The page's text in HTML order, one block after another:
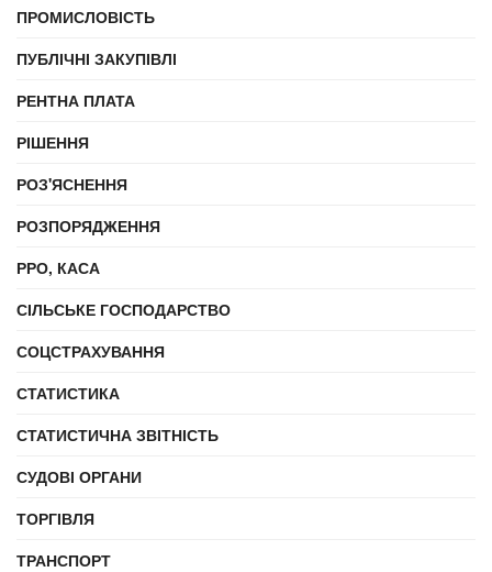
ПРОМИСЛОВІСТЬ
ПУБЛІЧНІ ЗАКУПІВЛІ
РЕНТНА ПЛАТА
РІШЕННЯ
РОЗ'ЯСНЕННЯ
РОЗПОРЯДЖЕННЯ
РРО, КАСА
СІЛЬСЬКЕ ГОСПОДАРСТВО
СОЦСТРАХУВАННЯ
СТАТИСТИКА
СТАТИСТИЧНА ЗВІТНІСТЬ
СУДОВІ ОРГАНИ
ТОРГІВЛЯ
ТРАНСПОРТ